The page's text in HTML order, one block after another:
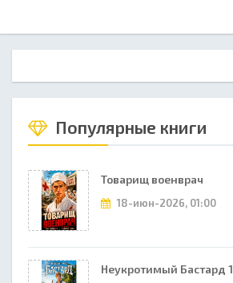
Популярные книги
Товарищ военврач
18-июн-2026, 01:00
Неукротимый Бастард 1